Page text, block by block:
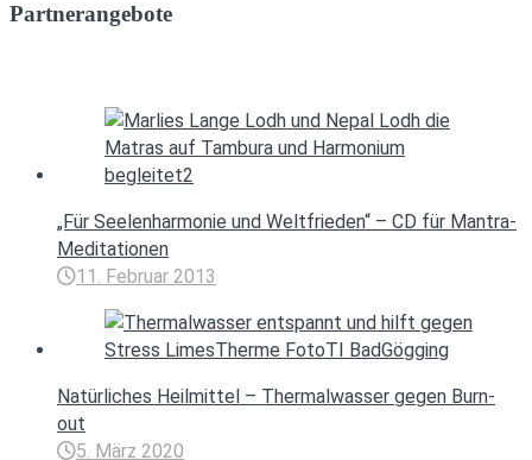
Partnerangebote
„Für Seelenharmonie und Weltfrieden“ – CD für Mantra-
Meditationen
11. Februar 2013
Natürliches Heilmittel – Thermalwasser gegen Burn-
out
5. März 2020